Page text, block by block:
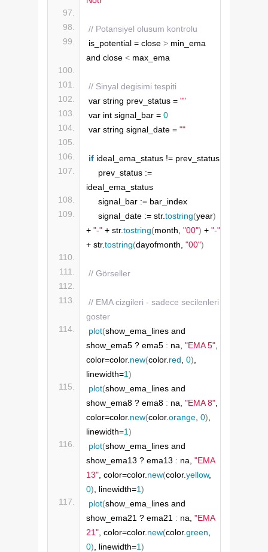
// Potansiyel olusum kontrolu
is_potential = close > min_ema
and close < max_ema
// Sinyal degisimi tespiti
var string prev_status = ""
var int signal_bar = 0
var string signal_date = ""
if ideal_ema_status != prev_status
    prev_status :=
ideal_ema_status
    signal_bar := bar_index
    signal_date := str.
tostring(year)
+ "-" + str.tostring(month, "00") + "-"
+ str.tostring(dayofmonth, "00")
// Görseller
// EMA cizgileri - sadece secilenleri
goster
plot(show_ema_lines and
show_ema5 ? ema5 : na, "EMA 5"
color=color. new(color. red 0)
linewidth=1)
plot(show_ema_lines and
show_ema8 ? ema8 : na, "EMA 8"
color=color. new(color.orange 0)
linewidth=1)
plot(show_ema_lines and
show_ema13 ? ema13 : na, "EMA
13" , color=color. new(color.yellow
0) , linewidth=1)
plot(show_ema_lines and
show_ema21 ? ema21 : na, "EMA
21" , color=color. new(color.green
0) , linewidth=1)